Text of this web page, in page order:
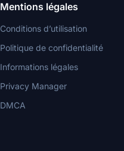
Mentions légales
Conditions d’utilisation
Politique de confidentialité
Informations légales
Privacy Manager
DMCA